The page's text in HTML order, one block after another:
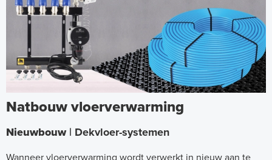
Natbouw vloerverwarming
Nieuwbouw| Dekvloer-systemen
Wanneer vloerverwarming wordt verwerkt in nieuw aan te